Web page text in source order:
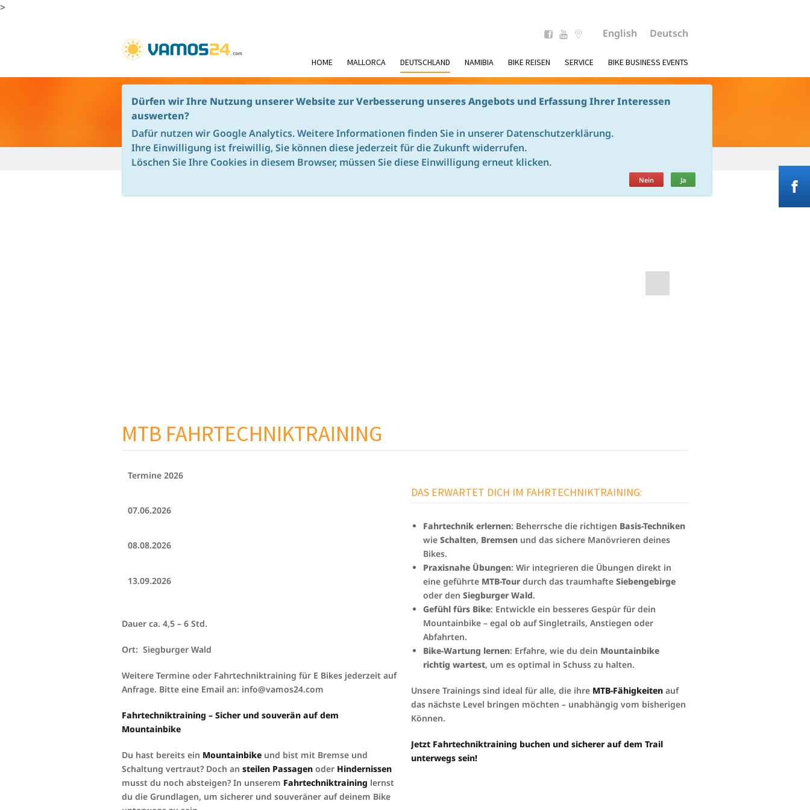
>
English
Deutsch
HOME MALLORCA DEUTSCHLAND NAMIBIA BIKE REISEN SERVICE BIKE BUSINESS EVENTS
MTB FAHRTECHNIKTRAINING
Vamos24 - de Deutschland MTB Fahrtechnik Siebengebirge | vamos24
MTB FAHRTECHNIKTRAINING
Termine 2026
07.06.2026
08.08.2026
13.09.2026
Dauer ca. 4,5 – 6 Std.
Ort: Siegburger Wald
Weitere Termine oder Fahrtechniktraining für E Bikes jederzeit auf
Anfrage. Bitte eine Email an: info@vamos24.com
Fahrtechniktraining – Sicher und souverän auf dem
Mountainbike
Du hast bereits ein Mountainbike und bist mit Bremse und
Schaltung vertraut? Doch an steilen Passagen oder Hindernissen
musst du noch absteigen? In unserem Fahrtechniktraining lernst
du die Grundlagen, um sicherer und souveräner auf deinem Bike
DAS ERWARTET DICH IM FAHRTECHNIKTRAINING:
Fahrtechnik erlernen: Beherrsche die richtigen Basis-Techniken
wie Schalten, Bremsen und das sichere Manövrieren deines
Bikes.
Praxisnahe Übungen: Wir integrieren die Übungen direkt in
eine geführte MTB-Tourdurch das traumhafte Siebengebirge
oder den Siegburger Wald.
Gefühl fürs Bike: Entwickle ein besseres Gespür für dein
Mountainbike – egal ob auf Singletrails, Anstiegen oder
Abfahrten.
Bike-Wartung lernen: Erfahre, wie du dein Mountainbike
richtig wartest, um es optimal in Schuss zu halten.
Unsere Trainings sind ideal für alle, die ihre MTB-Fähigkeiten auf
das nächste Level bringen möchten – unabhängig vom bisherigen
Können.
Jetzt Fahrtechniktraining buchen und sicherer auf dem Trail
unterwegs sein!
Dürfen wir Ihre Nutzung unserer Website zur Verbesserung unseres Angebots und Erfassung Ihrer Interessen
auswerten?
Dafür nutzen wir Google Analytics. Weitere Informationen finden Sie in unserer Datenschutzerklärung.
Ihre Einwilligung ist freiwillig, Sie können diese jederzeit für die Zukunft widerrufen.
Löschen Sie Ihre Cookies in diesem Browser, müssen Sie diese Einwilligung erneut klicken.
Ja
Nein